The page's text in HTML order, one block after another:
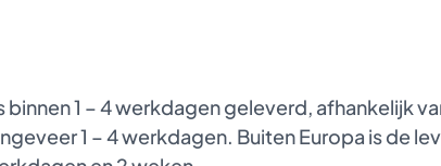
1 – 4 werkdagen geleverd, afhankelijk
1 – 4 werkdagen. Buiten Europa is de